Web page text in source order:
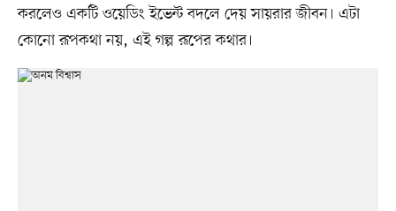
করলেও একটি ওয়েডিং ইভেন্ট বদলে দেয় সায়রার জীবন। এটা
কোনো রূপকথা নয়, এই গল্প রূপের কথার।